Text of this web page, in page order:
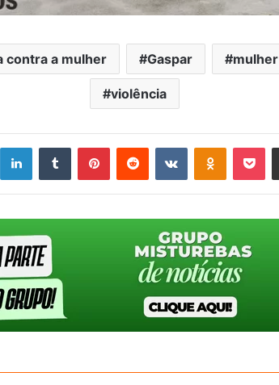
contra a mulher Gaspar mulher
violência